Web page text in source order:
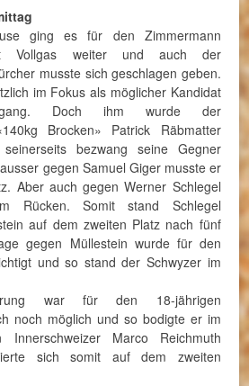
ging es für den Zimmermann
Vollgas weiter und auch der
musste sich geschlagen geben.
im Fokus als möglicher Kandidat
Doch ihm wurde der
Brocken» Patrick Räbmatter
bezwang seine Gegner
gegen Samuel Giger musste er
Aber auch gegen Werner Schlegel
Rücken. Somit stand Schlegel
auf dem zweiten Platz nach fünf
gegen Müllestein wurde für den
und so stand der Schwyzer im
war für den 18-jährigen
noch möglich und so bodigte er im
Marco Reichmuth
sich somit auf dem zweiten